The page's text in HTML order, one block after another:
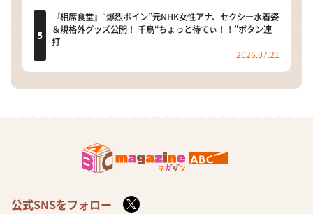
『相席食堂』“爆烈ボイン”元NHK女性アナ、セクシー水着姿
＆規格外グッズ公開！ 千鳥“ちょっと待てぃ！！”ボタン連
打
2026.07.21
公式SNSをフォロー